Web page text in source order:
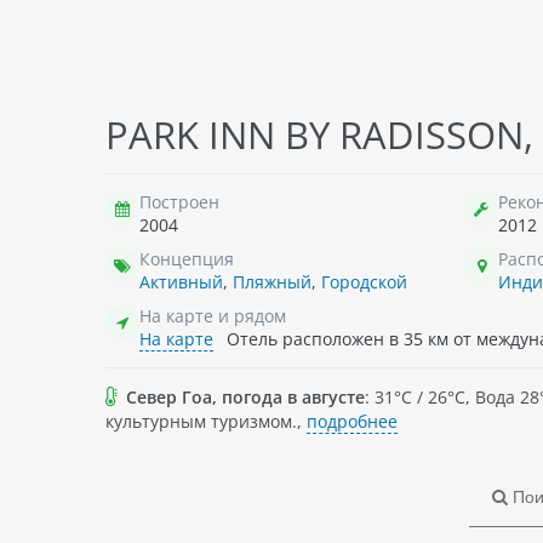
PARK INN BY
Построен
2004
2012
Концепция
Активный, Пляжный, Городской
На карте и рядом
На карте
Отель расположен в 35 км от
Север Гоа, погода в августе: 31°C / 26°C, Вода
культурным туризмом., подробнее
Индия , В двухэтажном здании
гостевого дома 8 номеров.